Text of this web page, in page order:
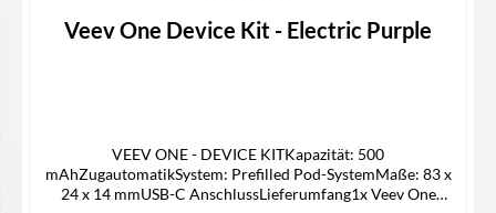
Veev One Device Kit - Electric Purple
VEEV ONE - DEVICE KITKapazität: 500
mAhZugautomatikSystem: Prefilled Pod-SystemMaße: 83 x
24 x 14 mmUSB-C AnschlussLieferumfang1x Veev One